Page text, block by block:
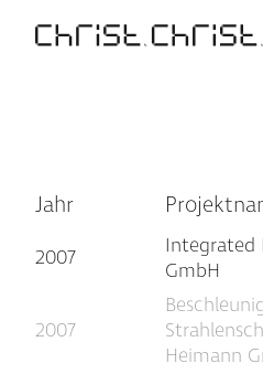
Projekte
A – Z
Team
Vorträge & Ausstellungen
Jahr
2007
Integrated
GmbH
2007
Heimann